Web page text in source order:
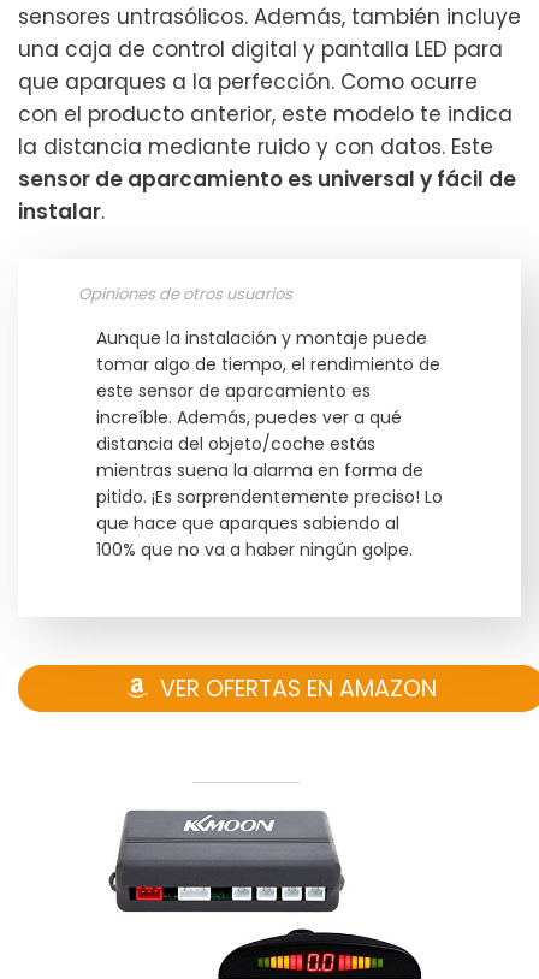
sensores untrasólicos. Además, también incluye
una caja de control digital y pantalla LED para
que aparques a la perfección. Como ocurre
con el producto anterior, este modelo te indica
la distancia mediante ruido y con datos. Este
sensor de aparcamiento es universal y fácil de
instalar.
Opiniones de otros usuarios
Aunque la instalación y montaje puede
tomar algo de tiempo, el rendimiento de
este sensor de aparcamiento es
increíble. Además, puedes ver a qué
distancia del objeto/coche estás
mientras suena la alarma en forma de
pitido. ¡Es sorprendentemente preciso! Lo
que hace que aparques sabiendo al
100% que no va a haber ningún golpe.
VER OFERTAS EN AMAZON